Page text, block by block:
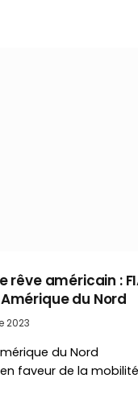
rêve américain :
du Nord
2023
du Nord
faveur de la mobilité